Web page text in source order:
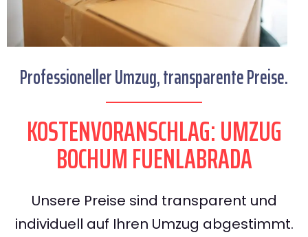
Professioneller Umzug, transparente Preise.
KOSTENVORANSCHLAG: UMZUG
BOCHUM FUENLABRADA
Unsere Preise sind transparent und
individuell auf Ihren Umzug abgestimmt.